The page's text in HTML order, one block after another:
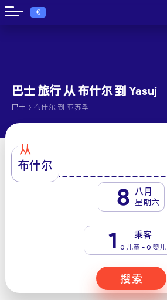
€
巴士 旅行 从 布什尔 到 Yasuj
巴士 › 布什尔 到 亚苏季
从
布什尔
8 八月
星期六
1 乘客
0 儿童 - 0 婴儿
搜索